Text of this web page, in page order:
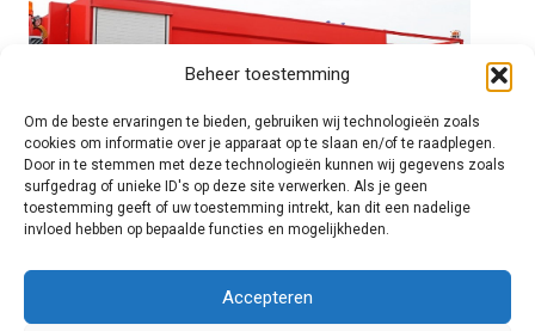
Beheer toestemming
Om de beste ervaringen te bieden, gebruiken wij technologieën zoals
cookies om informatie over je apparaat op te slaan en/of te raadplegen.
Door in te stemmen met deze technologieën kunnen wij gegevens zoals
surfgedrag of unieke ID's op deze site verwerken. Als je geen
toestemming geeft of uw toestemming intrekt, kan dit een nadelige
invloed hebben op bepaalde functies en mogelijkheden.
Accepteren